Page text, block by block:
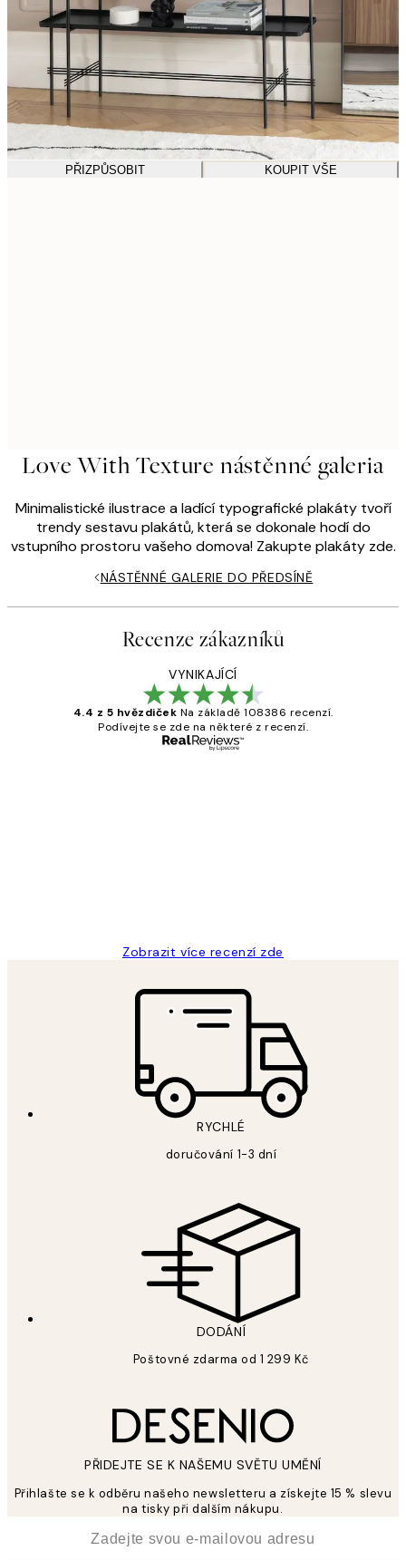
PŘIZPŮSOBIT KOUPIT VŠE
Love With Texture nástěnné galeria
Minimalistické ilustrace a ladící typografické plakáty tvoří
trendy sestavu plakátů, která se dokonale hodí do
vstupního prostoru vašeho domova! Zakupte plakáty zde.
NÁSTĚNNÉ GALERIE DO PŘEDSÍNĚ
Recenze zákazníků
VYNIKAJÍCÍ
4.4 z 5 hvězdiček Na základě 108386 recenzí.
Podívejte se zde na některé z recenzí.
Zobrazit více recenzí zde
RYCHLÉ
doručování 1-3 dní
DODÁNÍ
Poštovné zdarma od 1 299 Kč
PŘIDEJTE SE K NAŠEMU SVĚTU UMĚNÍ
Přihlašte se k odběru našeho newsletteru a získejte 15 % slevu
na tisky při dalším nákupu.